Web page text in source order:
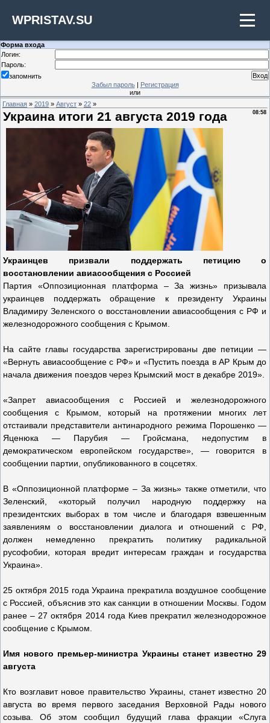
WPRISTAV.SU
Форма входа
Логин:
Пароль:
запомнить
Забыл пароль| Регистрация
или
Главная » 2019 » Август » 22 »
08:58
Украина итоги 21 августа 2019 года
Украинцев призвали поддержать петицию о
восстановлении авиасообщения с Россией
Партия «Оппозиционная платформа – За жизнь» призывала
украинцев поддержать обращение к президенту Украины
Владимиру Зеленского о восстановлении авиасообщения с РФ и
железнодорожного сообщения с Крымом.
На сайте главы государства зарегистрированы две петиции —
«Вернуть авиасообщение с РФ» и «Пустить поезда в АР Крым до
начала движения поездов через Крымский мост в декабре 2019».
«Запрет авиасообщения с Россией и железнодорожного
сообщения с Крымом, который на протяжении многих лет
отстаивали представители антинародного режима Порошенко —
Яценюка — Парубия — Гройсмана, недопустим в
демократическом европейском государстве», — говорится в
сообщении партии, опубликованного в соцсетях.
В «Оппозиционной платформе – За жизнь» также отметили, что
Зеленский, «который получил народную поддержку на
президентских выборах в том числе и благодаря взвешенным
заявлениям о восстановлении диалога и отношений с РФ,
должен немедленно прекратить политику радикальной
русофобии, которая вредит интересам граждан и государства
Украина».
25 октября 2015 года Украина прекратила воздушное сообщение
с Россией, объяснив это как санкции в отношении Москвы. Годом
ранее – 27 октября 2014 года Киев прекратил железнодорожное
сообщение с Крымом.
Имя нового премьер-министра Украины станет известно 29
августа
Кто возглавит новое правительство Украины, станет известно 20
августа во время первого заседания Верховной Рады нового
созыва. Об этом сообщил будущий глава фракции «Слуга